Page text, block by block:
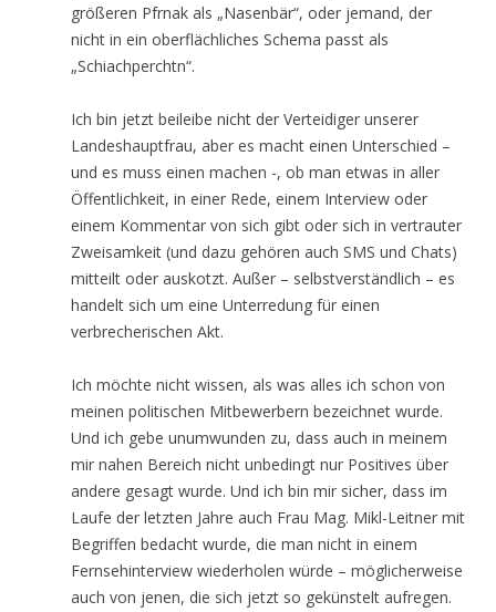
größeren Pfrnak als „Nasenbär“, oder jemand, der
nicht in ein oberflächliches Schema passt als
„Schiachperchtn“.
Ich bin jetzt beileibe nicht der Verteidiger unserer
Landeshauptfrau, aber es macht einen Unterschied –
und es muss einen machen -, ob man etwas in aller
Öffentlichkeit, in einer Rede, einem Interview oder
einem Kommentar von sich gibt oder sich in vertrauter
Zweisamkeit (und dazu gehören auch SMS und Chats)
mitteilt oder auskotzt. Außer – selbstverständlich – es
handelt sich um eine Unterredung für einen
verbrecherischen Akt.
Ich möchte nicht wissen, als was alles ich schon von
meinen politischen Mitbewerbern bezeichnet wurde.
Und ich gebe unumwunden zu, dass auch in meinem
mir nahen Bereich nicht unbedingt nur Positives über
andere gesagt wurde. Und ich bin mir sicher, dass im
Laufe der letzten Jahre auch Frau Mag. Mikl-Leitner mit
Begriffen bedacht wurde, die man nicht in einem
Fernsehinterview wiederholen würde – möglicherweise
auch von jenen, die sich jetzt so gekünstelt aufregen.